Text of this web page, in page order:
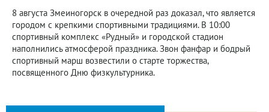
8 августа Змеиногорск в очередной раз доказал, что является
городом с крепкими спортивными традициями. В 10:00
спортивный комплекс «Рудный» и городской стадион
наполнились атмосферой праздника. Звон фанфар и бодрый
спортивный марш возвестили о старте торжества,
посвященного Дню физкультурника.